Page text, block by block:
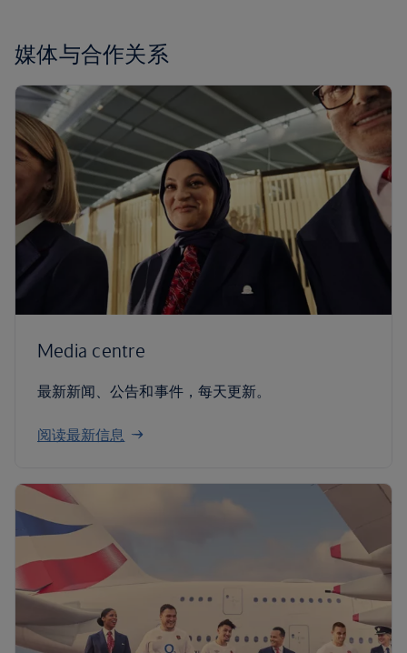
媒体与合作关系
Media centre
最新新闻、公告和事件，每天更新。
阅读最新信息